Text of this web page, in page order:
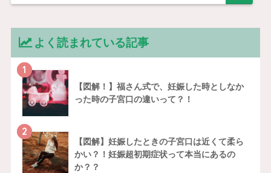
よく読まれている記事
1
【図解！】福さん式で、妊娠した時としなか
った時の子宮口の違いって？！
2
【図解】妊娠したときの子宮口は近くて柔ら
かい？！妊娠超初期症状って本当にあるの
か？？